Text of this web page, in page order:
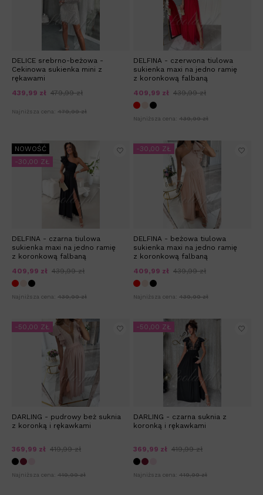
DELICE srebrno-beżowa -
Cekinowa sukienka mini z
rękawami
439,99 zł 479,99 zł
Najniższa cena: 479,99 zł
DELFINA - czerwona tiulowa
sukienka maxi na jedno ramię
z koronkową falbaną
409,99 zł 439,99 zł
Najniższa cena: 439,99 zł
DELFINA - czarna tiulowa
sukienka maxi na jedno ramię
z koronkową falbaną
409,99 zł 439,99 zł
Najniższa cena: 439,99 zł
NOWOŚĆ
-30,00 ZŁ
DELFINA - beżowa tiulowa
sukienka maxi na jedno ramię
z koronkową falbaną
409,99 zł 439,99 zł
Najniższa cena: 439,99 zł
-30,00 ZŁ
DARLING - pudrowy beż suknia
z koronką i rękawkami
369,99 zł 419,99 zł
Najniższa cena: 419,99 zł
-50,00 ZŁ
DARLING - czarna suknia z
koronką i rękawkami
369,99 zł 419,99 zł
Najniższa cena: 419,99 zł
-50,00 ZŁ